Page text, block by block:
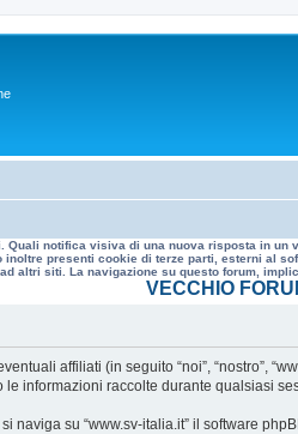
notifica visiva di una nuova risposta in
presenti cookie di terze parti, esterni al
altri siti. La navigazione su questo forum,
VECCHIO
affiliati (in seguito “noi”, “nostro”,
le informazioni raccolte durante qualsiasi
naviga su “www.sv-italia.it” il software